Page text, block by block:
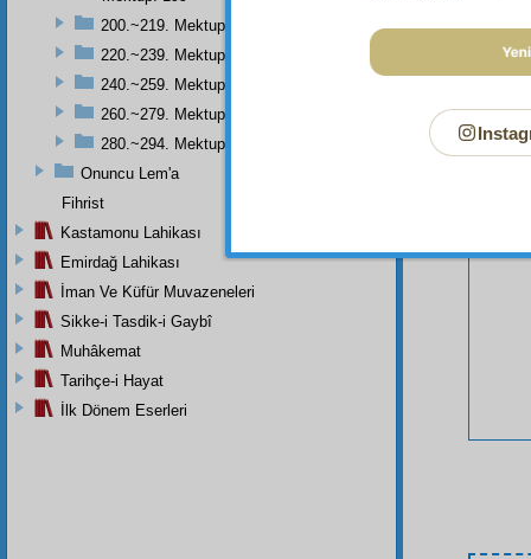
Bu
200.~219. Mektuplar
220.~239. Mektuplar
240.~259. Mektuplar
260.~279. Mektuplar
280.~294. Mektuplar
Onuncu Lem'a
Fihrist
Kastamonu Lahikası
Emirdağ Lahikası
İman Ve Küfür Muvazeneleri
Sikke-i Tasdik-i Gaybî
Muhâkemat
Tarihçe-i Hayat
İlk Dönem Eserleri